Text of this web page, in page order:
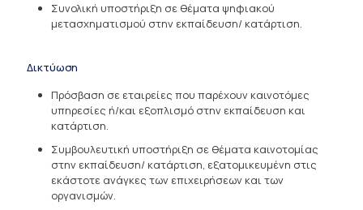
Συνολική υποστήριξη σε θέματα ψηφιακού
μετασχηματισμού στην εκπαίδευση/ κατάρτιση.
Δικτύωση
Πρόσβαση σε εταιρείες που παρέχουν καινοτόμες
υπηρεσίες ή/και εξοπλισμό στην εκπαίδευση και
κατάρτιση.
Συμβουλευτική υποστήριξη σε θέματα καινοτομίας
στην εκπαίδευση/ κατάρτιση, εξατομικευμένη στις
εκάστοτε ανάγκες των επιχειρήσεων και των
οργανισμών.